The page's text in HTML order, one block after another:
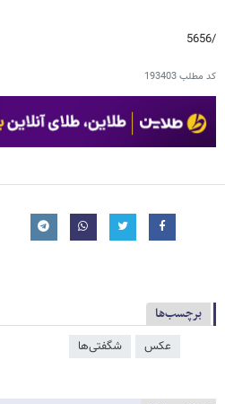
/5656
کد مطلب193403
برچسب‌ها
عکس شگفتی‌ها